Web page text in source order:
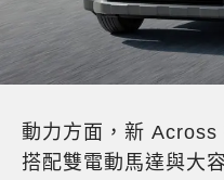
動力方面，新
搭配雙電動馬達與大